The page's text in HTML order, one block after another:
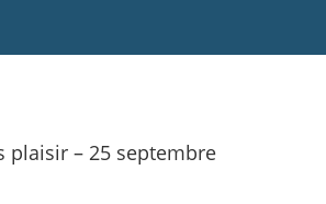
plaisir – 25 septembre